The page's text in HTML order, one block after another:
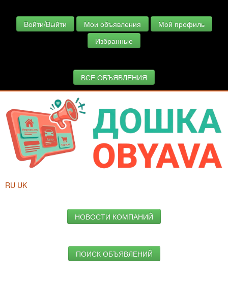
Войти/Выйти Мои объявления
Мой профиль
Избранные
ВСЕ ОБЪЯВЛЕНИЯ
RU UK
НОВОСТИ КОМПАНИЙ
ПОИСК ОБЪЯВЛЕНИЙ